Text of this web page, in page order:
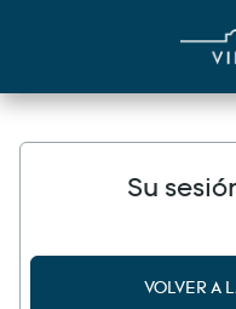
Su
VOLVER A